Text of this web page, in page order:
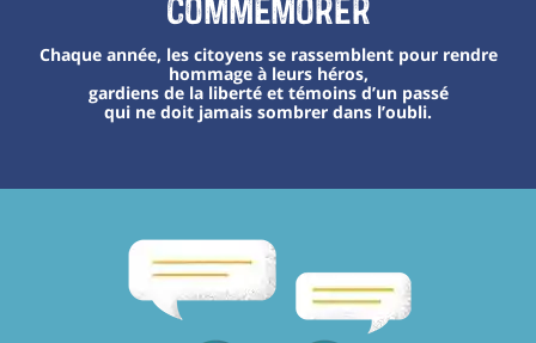
Commémorer
Chaque année, les citoyens se rassemblent pour rendre
hommage à leurs héros,
gardiens de la liberté et témoins d’un passé
qui ne doit jamais sombrer dans l’oubli.